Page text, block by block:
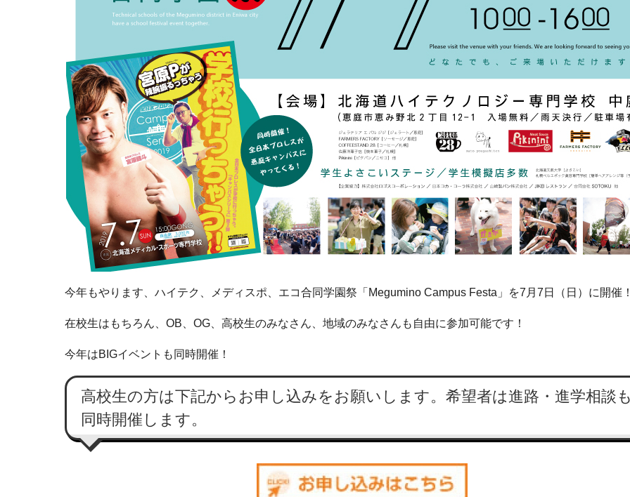
今年もやります、ハイテク、メディスポ、エコ合同学園祭「Megumino Campus Festa」を7月7日（日）に開催
在校生はもちろん、OB、OG、高校生のみなさん、地域のみなさんも自由に参加可能です！
今年はBIGイベントも同時開催！
高校生の方は下記からお申し込みをお願いします。希望者は進路・進学相談
同時開催します。